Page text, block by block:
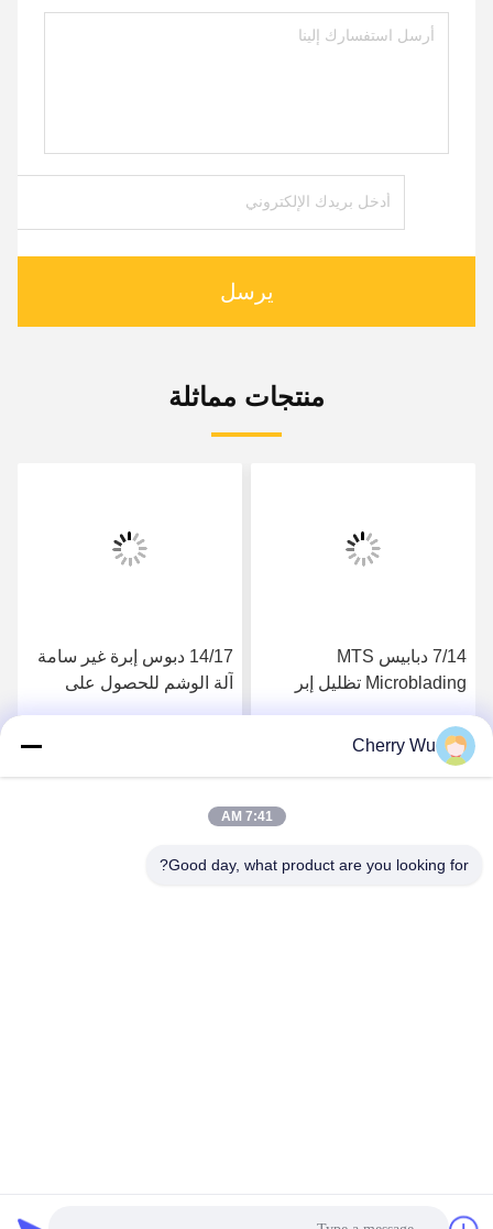
يرسل
منتجات مماثلة
7/14 دبابيس MTS
Microblading تظليل إبر
مزدوجة
احصل على افضل سعر
14/17 دبوس إبرة غير سامة
آلة الوشم للحصول على
Cherry Wu
7:41 AM
Good day, what product are you looking for?